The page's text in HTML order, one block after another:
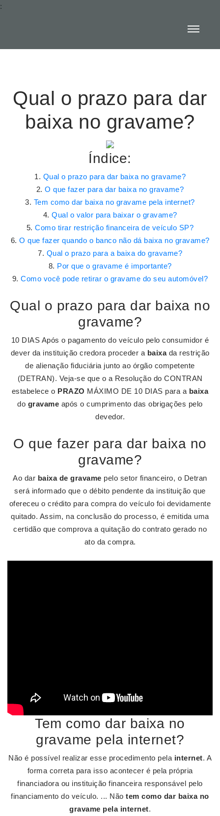
:
Qual o prazo para dar
baixa no gravame?
Índice:
Qual o prazo para dar baixa no gravame?
O que fazer para dar baixa no gravame?
Tem como dar baixa no gravame pela internet?
Qual o valor para baixar o gravame?
Como tirar restrição financeira de veículo SP?
O que fazer quando o banco não dá baixa no gravame?
Qual o prazo para a baixa do gravame?
Por que o gravame é importante?
Como você pode retirar o gravame do seu automóvel?
Qual o prazo para dar baixa no
gravame?
10 DIAS Após o pagamento do veículo pelo consumidor é
dever da instituição credora proceder a baixada restrição
de alienação fiduciária junto ao órgão competente
(DETRAN). Veja-se que o a Resolução do CONTRAN
estabelece o PRAZO MÁXIMO DE 10 DIAS para a baixa
do gravame após o cumprimento das obrigações pelo
devedor.
O que fazer para dar baixa no
gravame?
Ao dar baixa de gravame pelo setor financeiro, o Detran
será informado que o débito pendente da instituição que
ofereceu o crédito para compra do veículo foi devidamente
quitado. Assim, na conclusão do processo, é emitida uma
certidão que comprova a quitação do contrato gerado no
ato da compra.
Tem como dar baixa no
gravame pela internet?
Não é possível realizar esse procedimento pela internet. A
forma correta para isso acontecer é pela própria
financiadora ou instituição financeira responsável pelo
financiamento do veículo. ... Nãotem como dar baixa no
gravame pela internet.